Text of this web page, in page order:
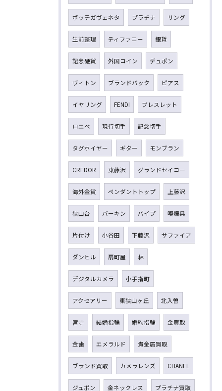
ボッテガヴェネタ プラチナ リング
生前整理 ティファニー 銀貨
記念硬貨 外国コイン デュポン
ヴィトン ブランドバック ピアス
イヤリング FENDI ブレスレット
ロエベ 現行切手 記念切手
タグホイヤー ギター モンブラン
CREDOR 東藤沢 グランドセイコー
海外金貨 ペンダントトップ 上藤沢
狭山台 バーキン パイプ 喫煙具
片付け 小谷田 下藤沢 サファイア
ダンヒル 扇町屋 林
デジタルカメラ 小手指町
アクセアリー 東狭山ヶ丘 北入曽
宮寺 結婚指輪 婚約指輪 金買取
金歯 エメラルド 貴金属買取
ブランド買取 カメラレンズ CHANEL
ジュポン 金ネックレス プラチナ買取